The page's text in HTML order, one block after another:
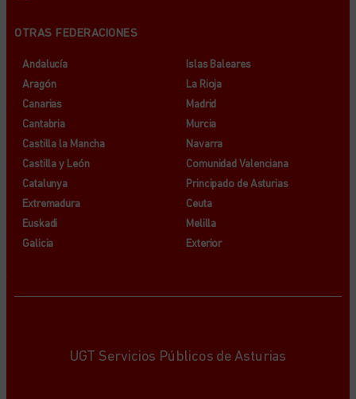
OTRAS FEDERACIONES
Andalucía
Aragón
Canarias
Cantabria
Castilla la Mancha
Castilla y León
Catalunya
Extremadura
Euskadi
Galicia
Islas Baleares
La Rioja
Madrid
Murcia
Navarra
Comunidad Valenciana
Principado de Asturias
Ceuta
Melilla
Exterior
UGT Servicios Públicos de Asturias